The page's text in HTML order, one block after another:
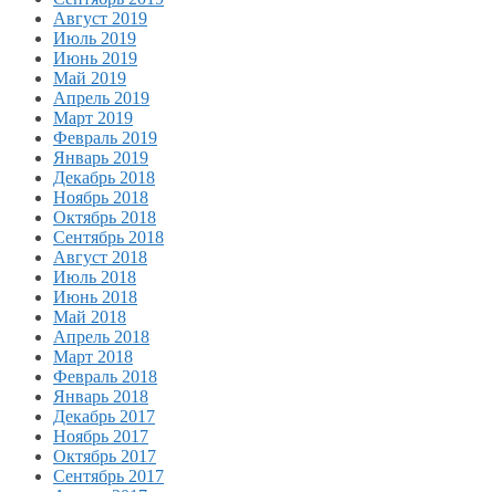
Август 2019
Июль 2019
Июнь 2019
Май 2019
Апрель 2019
Март 2019
Февраль 2019
Январь 2019
Декабрь 2018
Ноябрь 2018
Октябрь 2018
Сентябрь 2018
Август 2018
Июль 2018
Июнь 2018
Май 2018
Апрель 2018
Март 2018
Февраль 2018
Январь 2018
Декабрь 2017
Ноябрь 2017
Октябрь 2017
Сентябрь 2017